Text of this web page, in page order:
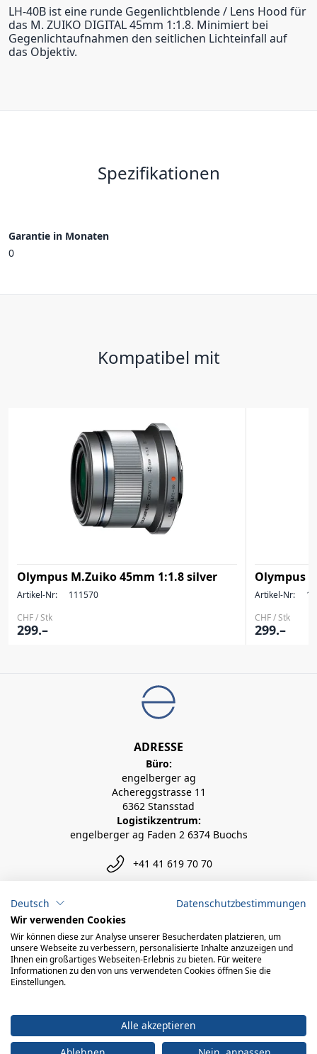
LH-40B ist eine runde Gegenlichtblende / Lens Hood für
das M. ZUIKO DIGITAL 45mm 1:1.8. Minimiert bei
Gegenlichtaufnahmen den seitlichen Lichteinfall auf
das Objektiv.
Spezifikationen
Garantie in Monaten
0
Kompatibel mit
Olympus M.Zuiko 45mm 1:1.8 silver
Artikel-Nr:
111570
CHF / Stk
299.–
Olympus
Artikel-Nr:
CHF / Stk
299.–
ADRESSE
Büro:
engelberger ag
Achereggstrasse 11
6362 Stansstad
Logistikzentrum:
engelberger ag Faden 2 6374 Buochs
+41 41 619 70 70
info@engelberger.ch
Deutsch
Datenschutzbestimmungen
Wir verwenden Cookies
Wir können diese zur Analyse unserer Besucherdaten platzieren, um
unsere Webseite zu verbessern, personalisierte Inhalte anzuzeigen und
Ihnen ein großartiges Webseiten-Erlebnis zu bieten. Für weitere
Informationen zu den von uns verwendeten Cookies öffnen Sie die
Einstellungen.
Alle akzeptieren